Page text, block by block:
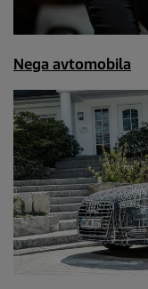
Nega avtomobila